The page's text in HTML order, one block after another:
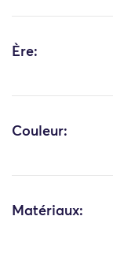
Ère:
Couleur:
Matériaux: